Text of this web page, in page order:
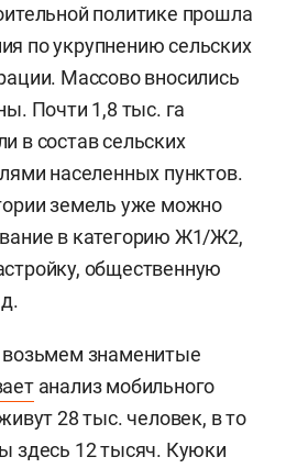
политике прошла
по укрупнению сельских
Массово вносились
Почти 1,8 тыс. га
в состав сельских
населенных пунктов.
земель уже можно
в категорию Ж1/Ж2,
общественную
знаменитые
анализ мобильного
28 тыс. человек, в то
здесь 12 тысяч. Куюки